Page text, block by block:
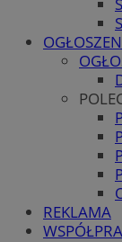
REKLAMA